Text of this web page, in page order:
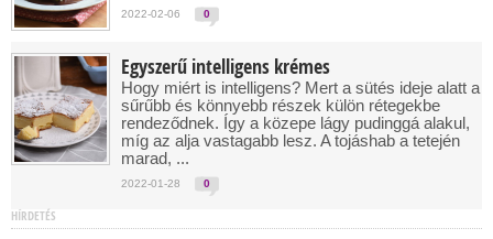
2022-02-06 0
Egyszerű intelligens krémes
Hogy miért is intelligens? Mert a sütés ideje alatt a
sűrűbb és könnyebb részek külön rétegekbe
rendeződnek. Így a közepe lágy pudinggá alakul,
míg az alja vastagabb lesz. A tojáshab a tetején
marad, ...
2022-01-28 0
HÍRDETÉS